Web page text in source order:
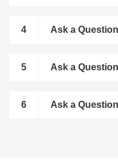
Ask a
Ask a
Ask a